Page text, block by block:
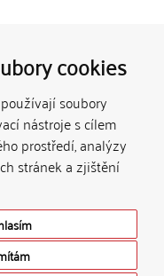
cookies
soubory
nástroje s cílem
prostředí, analýzy
stránek a zjištění